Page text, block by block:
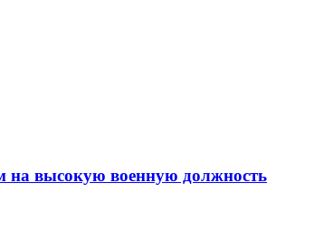
на высокую военную должность